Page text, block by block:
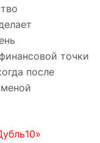
точки
после